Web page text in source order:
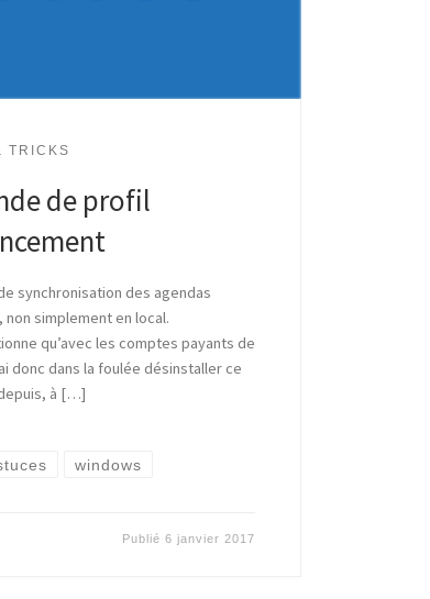
TRICKS
de profil
synchronisation des agendas
simplement en local.
qu’avec les comptes payants de
donc dans la foulée désinstaller ce
à […]
windows
Publié 6 janvier 2017